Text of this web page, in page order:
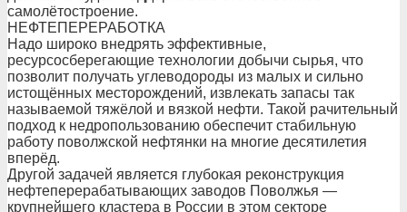
самолётостроение.
НЕФТЕПЕРЕРАБОТКА
Надо широко внедрять эффективные,
ресурсосберегающие технологии добычи сырья, что
позволит получать углеводороды из малых и сильно
истощённых месторождений, извлекать запасы так
называемой тяжёлой и вязкой нефти. Такой рачительный
подход к недропользованию обеспечит стабильную
работу поволжской нефтянки на многие десятилетия
вперёд.
Другой задачей является глубокая реконструкция
нефтеперерабатывающих заводов Поволжья —
крупнейшего кластера в России в этом секторе